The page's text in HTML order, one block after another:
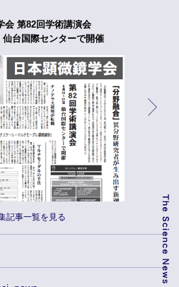
会 第82回学術講演会
台国際センターで開催
記事一覧を見る